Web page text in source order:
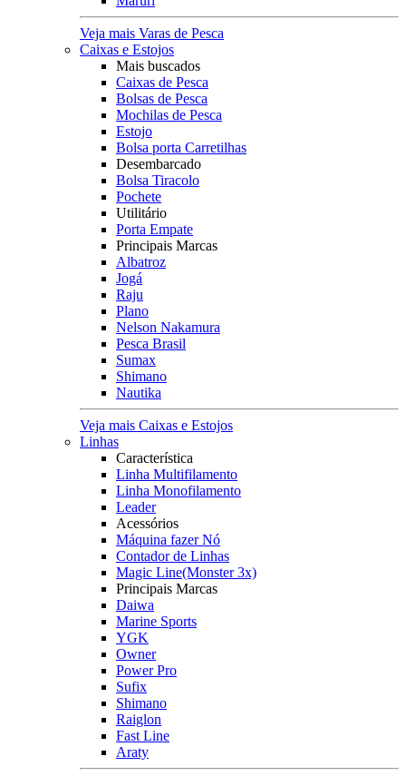
Veja mais Varas de Pesca
Caixas e Estojos
Mais buscados
Caixas de Pesca
Bolsas de Pesca
Mochilas de Pesca
Estojo
Bolsa porta Carretilhas
Desembarcado
Bolsa Tiracolo
Pochete
Utilitário
Porta Empate
Principais Marcas
Albatroz
Jogá
Raju
Plano
Nelson Nakamura
Pesca Brasil
Sumax
Shimano
Nautika
Veja mais Caixas e Estojos
Linhas
Característica
Linha Multifilamento
Linha Monofilamento
Leader
Acessórios
Máquina fazer Nó
Contador de Linhas
Magic Line(Monster 3x)
Principais Marcas
Daiwa
Marine Sports
YGK
Owner
Power Pro
Sufix
Shimano
Raiglon
Fast Line
Araty